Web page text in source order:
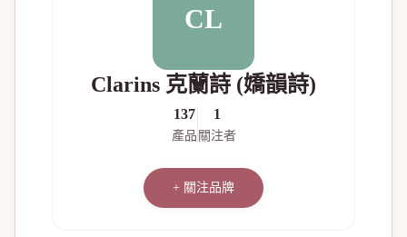
CL
Clarins 克蘭詩 (嬌韻詩)
137
產品
1
關注者
+ 關注品牌